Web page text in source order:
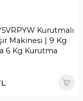
Kurutmalı
Makinesi | 9 Kg
6 Kg Kurutma